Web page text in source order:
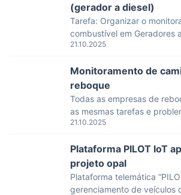
permite que os funcionários
solicitações para o uso
da empresa e permite que
sejam processadas. […]
(gerador a diesel)
Tarefa: Organizar o
combustível em Geradores
DGDs de diferentes
Soluções propostas: Todos
divididos em 3 tipos. As
foram propostas para cada
Resultados: No primeiro dia
foi detectada uma falta de
21.10.2025
Monitoramento de
reboque
Todas as empresas de
as mesmas tarefas e
independentemente do tipo
precisa ter informações
caminhão de reboque e o
primeira tarefa é fácil de
os caminhões de reboque
21.10.2025
Plataforma PILOT IoT
projeto opal
Plataforma telemática
gerenciamento de veículos